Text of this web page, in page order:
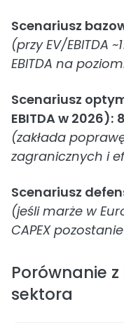
Scenariusz
(przy EV/EBITDA
EBITDA na
Scenariusz
EBITDA w 2026):
(zakłada
zagranicznych i
Scenariusz
(jeśli marże w
CAPEX
Porównanie
sektora